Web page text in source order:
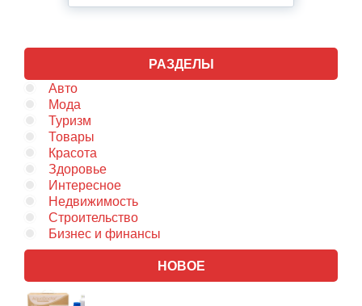
РАЗДЕЛЫ
Авто
Мода
Туризм
Товары
Красота
Здоровье
Интересное
Недвижимость
Строительство
Бизнес и финансы
НОВОЕ